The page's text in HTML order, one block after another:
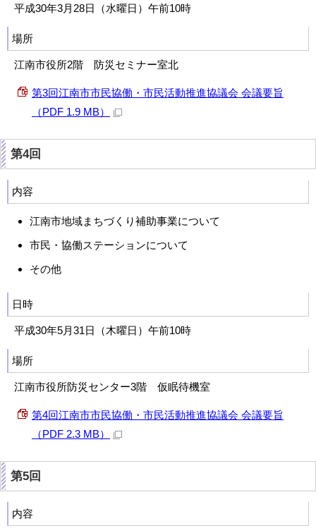
平成30年3月28日（水曜日）午前10時
場所
江南市役所2階 防災セミナー室北
第3回江南市市民協働・市民活動推進協議会 会議要旨
（PDF 1.9 MB）
第4回
内容
江南市地域まちづくり補助事業について
市民・協働ステーションについて
その他
日時
平成30年5月31日（木曜日）午前10時
場所
江南市役所防災センター3階 仮眠待機室
第4回江南市市民協働・市民活動推進協議会 会議要旨
（PDF 2.3 MB）
第5回
内容